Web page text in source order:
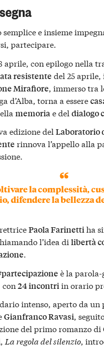
e insieme
partecipare.
aprile, con epilogo nella
resistente del 25 aprile,
Mirafiore, immerso tra
d’Alba, torna a essere
memoriae del dialogo
edizione del Laboratorio
rinnova l’appello alla
la complessità,
difendere la bellezza
Paola Farinettiha
l’idea di libertà
.
è la
con 24 incontriin orario
intenso, aperto da un
Gianfranco Ravasi,
del primo romanzo di
, La regola del silenzio,